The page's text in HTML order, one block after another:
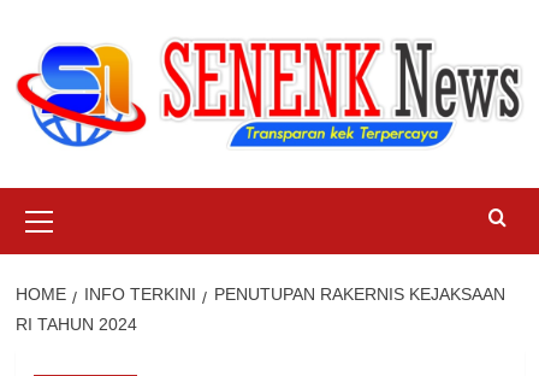
content
Menu
HOME INFO TERKINI
PENUTUPAN RAKERNIS KEJAKSAAN
RI TAHUN 2024